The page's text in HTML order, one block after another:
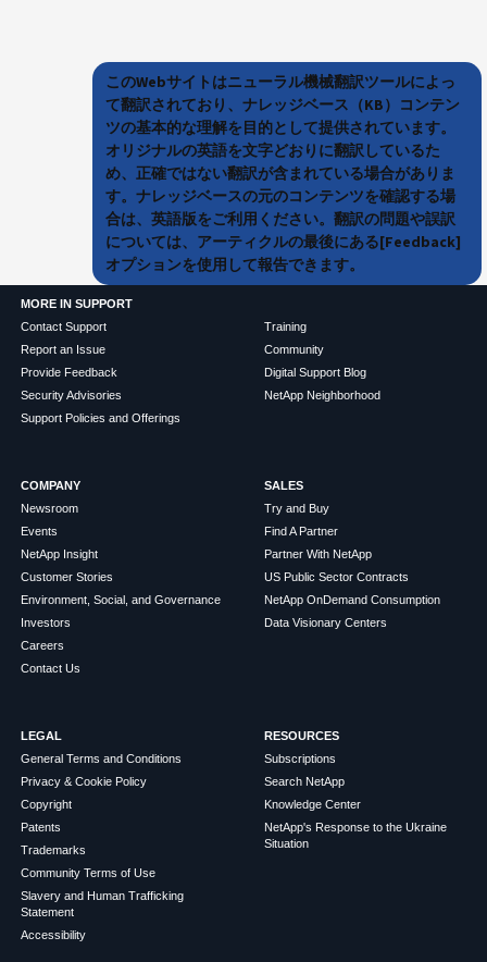
このWebサイトはニューラル機械翻訳ツールによっ
て翻訳されており、ナレッジベース（KB）コンテン
ツの基本的な理解を目的として提供されています。
オリジナルの英語を文字どおりに翻訳しているた
め、正確ではない翻訳が含まれている場合がありま
す。ナレッジベースの元のコンテンツを確認する場
合は、英語版をご利用ください。翻訳の問題や誤訳
については、アーティクルの最後にある[Feedback]
オプションを使用して報告できます。
MORE IN SUPPORT
Contact Support
Report an Issue
Provide Feedback
Security Advisories
Support Policies and Offerings
Training
Community
Digital Support Blog
NetApp Neighborhood
COMPANY
Newsroom
Events
NetApp Insight
Customer Stories
Environment, Social, and Governance
Investors
Careers
Contact Us
SALES
Try and Buy
Find A Partner
Partner With NetApp
US Public Sector Contracts
NetApp OnDemand Consumption
Data Visionary Centers
LEGAL
General Terms and Conditions
Privacy & Cookie Policy
Copyright
Patents
Trademarks
Community Terms of Use
Slavery and Human Trafficking
Statement
Accessibility
RESOURCES
Subscriptions
Search NetApp
Knowledge Center
NetApp's Response to the Ukraine
Situation